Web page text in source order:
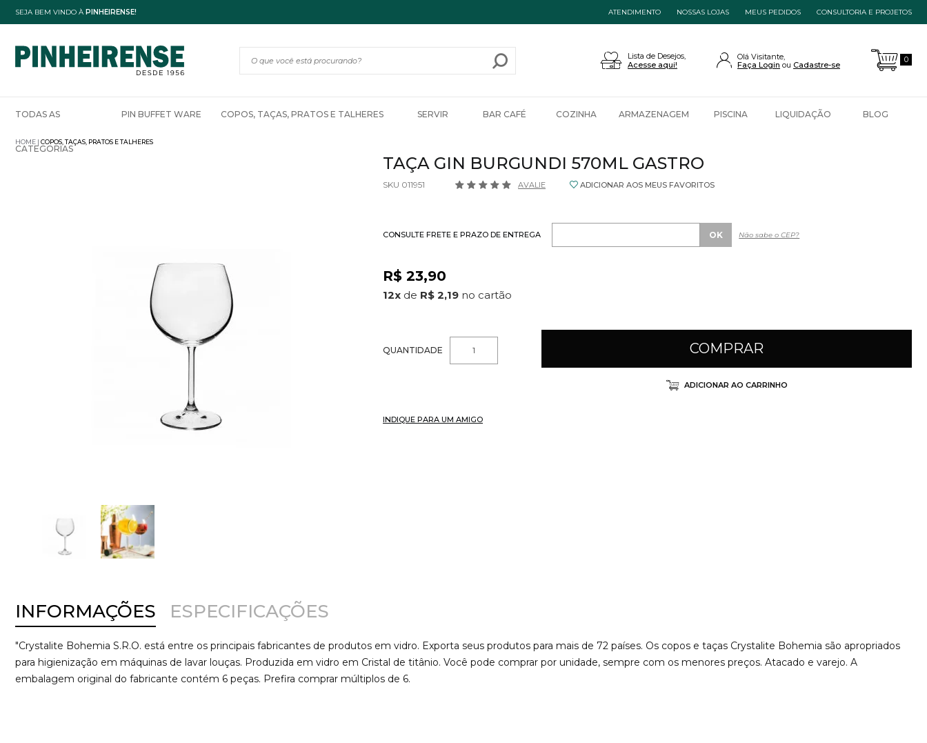
SEJA BEM VINDO À PINHEIRENSE! ATENDIMENTO NOSSAS LOJAS MEUS PEDIDOS CONSULTORIA E PROJETOS
0
Olá Visitante,
Faça Login
Cadastre-se
Lista de Desejos,
Acesse aqui!
TODAS AS
CATEGORIAS
PIN BUFFET WARE COPOS, TAÇAS, PRATOS E TALHERES SERVIR BAR CAFÉ COZINHA ARMAZENAGEM PISCINA LIQUIDAÇÃO BLOG
HOME COPOS, TAÇAS, PRATOS E TALHERES
TAÇA GIN BURGUNDI 570ML GASTRO
SKU 011951 AVALIE ADICIONAR AOS MEUS FAVORITOS
CONSULTE FRETE E PRAZO DE ENTREGA Não sabe o CEP?
R$ 23,90
12x de R$ 2,19
QUANTIDADE COMPRAR
ADICIONAR AO CARRINHO
INDIQUE PARA UM AMIGO
INFORMAÇÕES ESPECIFICAÇÕES
"Crystalite Bohemia S.R.O. está entre os principais fabricantes de produtos em vidro. Exporta seus produtos para mais de 72 países. Os copos e taças Crystalite Bohemia são apropriados
para higienização em máquinas de lavar louças. Produzida em vidro em Cristal de titânio. Você pode comprar por unidade, sempre com os menores preços. Atacado e varejo. A
embalagem original do fabricante contém 6 peças. Prefira comprar múltiplos de 6.